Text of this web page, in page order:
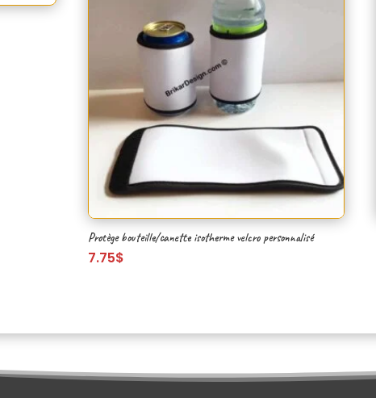
Protège bouteille/canette isotherme velcro personnalisé
7.75$